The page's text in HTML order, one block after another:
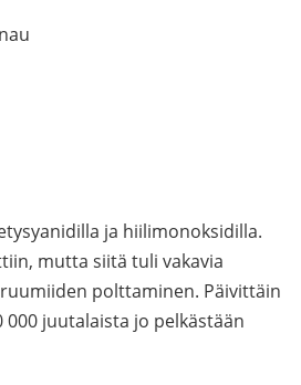
ja hiilimonoksidilla.
mutta siitä tuli vakavia
polttaminen. Päivittäin
juutalaista jo pelkästään